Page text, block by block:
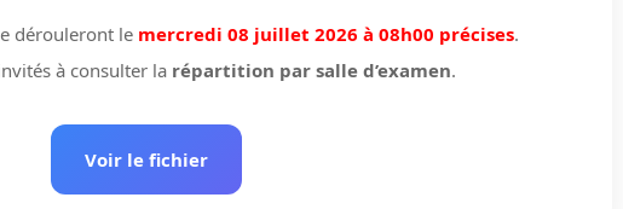
dérouleront le mercredi 08 juillet 2026 à 08h00 précises.
à consulter la répartition par salle d’examen.
Voir le fichier